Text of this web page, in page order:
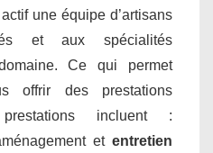
une équipe d’artisans
et aux spécialités
Ce qui permet
offrir des prestations
incluent :
et entretien